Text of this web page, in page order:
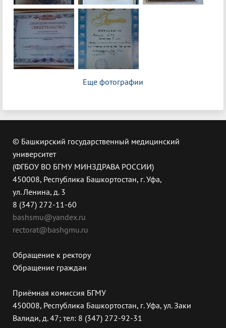
Еще фотографии
© Башкирский государственный медицинский
университет
(ФГБОУ ВО БГМУ МИНЗДРАВА РОССИИ)
450008, Республика Башкортостан, г. Уфа,
ул. Ленина, д. 3
8 (347) 272-11-60
bashsmu@yandex.ru
rectorat@bashgmu.ru
Обращение к ректору
Обращение граждан
Приёмная комиссия БГМУ
450008, Республика Башкортостан, г. Уфа, ул. Заки
Валиди, д. 47; тел: 8 (347) 272-92-31